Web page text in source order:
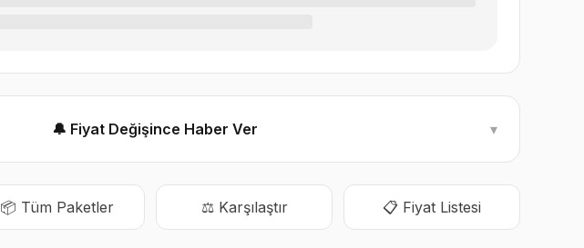
🔔 Fiyat Değişince Haber Ver ▾
📦 Tüm Paketler ⚖️ Karşılaştır 📋 Fiyat Listesi